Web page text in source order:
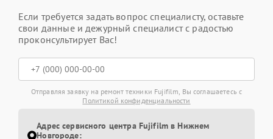
Если требуется задать вопрос специалисту, оставьте
свои данные и дежурный специалист с радостью
проконсультирует Вас!
Отправляя заявку на ремонт техники Fujifilm, Вы соглашаетесь с
Политикой конфиденциальности
Адрес сервисного центра Fujifilm в Нижнем
Новгороде: